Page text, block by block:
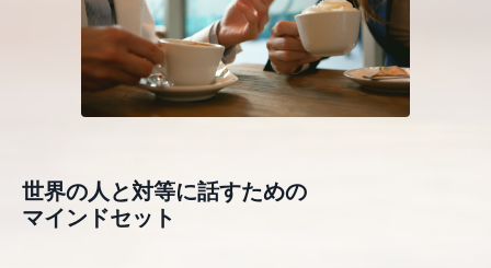
世界の人と対等に話すための
マインドセット